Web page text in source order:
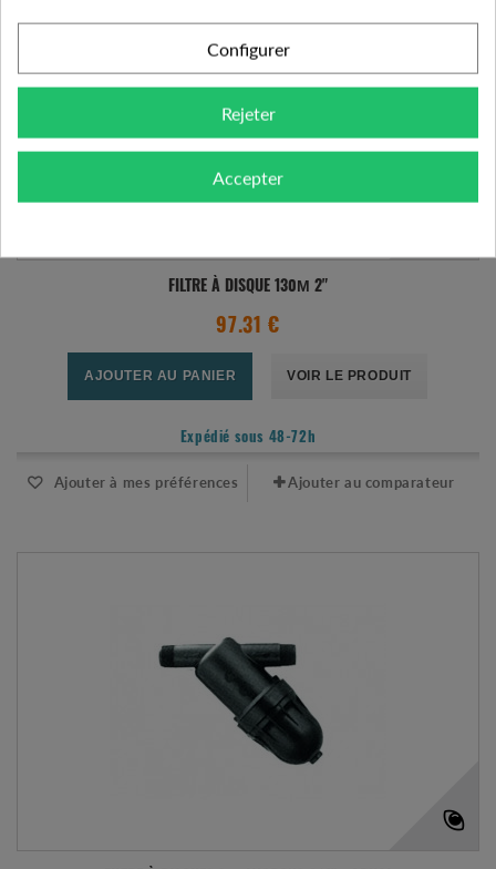
FILTRE À DISQUE 130Μ 2"
97.31 €
AJOUTER AU PANIER VOIR LE PRODUIT
Expédié sous 48-72h
Ajouter à mes préférences Ajouter au comparateur
Configurer
Rejeter
Accepter